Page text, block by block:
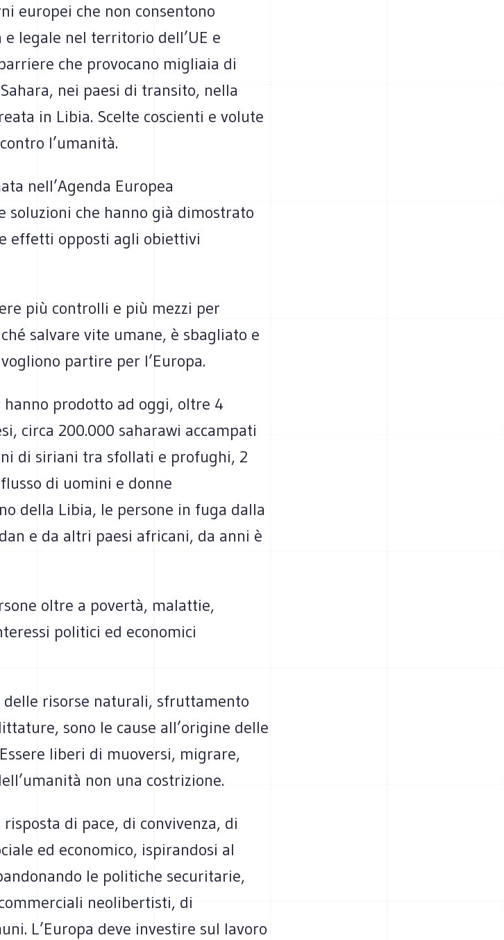
europei che non consentono
e legale nel territorio dell’UE e
che provocano migliaia di
nei paesi di transito, nella
in Libia. Scelte coscienti e volute
l’umanità.
nell’Agenda Europea
soluzioni che hanno già dimostrato
effetti opposti agli obiettivi
più controlli e più mezzi per
salvare vite umane, è sbagliato e
partire per l’Europa.
prodotto ad oggi, oltre 4
circa 200.000 saharawi accampati
di siriani tra sfollati e profughi, 2
di uomini e donne
della Libia, le persone in fuga dalla
e da altri paesi africani, da anni è
oltre a povertà, malattie,
politici ed economici
delle risorse naturali, sfruttamento
sono le cause all’origine delle
liberi di muoversi, migrare,
non una costrizione.
di pace, di convivenza, di
ed economico, ispirandosi al
le politiche securitarie,
neolibertisti, di
L’Europa deve investire sul lavoro